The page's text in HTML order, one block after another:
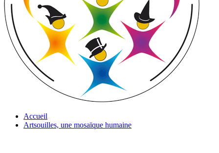
Accueil
Artsouilles, une mosaïque humaine